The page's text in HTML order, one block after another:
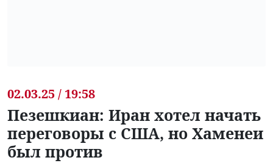
02.03.25 / 19:58
Пезешкиан: Иран хотел начать
переговоры с США, но Хаменеи
был против